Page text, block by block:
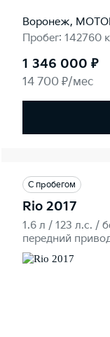
Воронеж,
Пробег: 142760
1 346 000 ₽
14 700 ₽/мес
С пробегом
Rio 2017
1.6 л / 123 л.c. /
передний